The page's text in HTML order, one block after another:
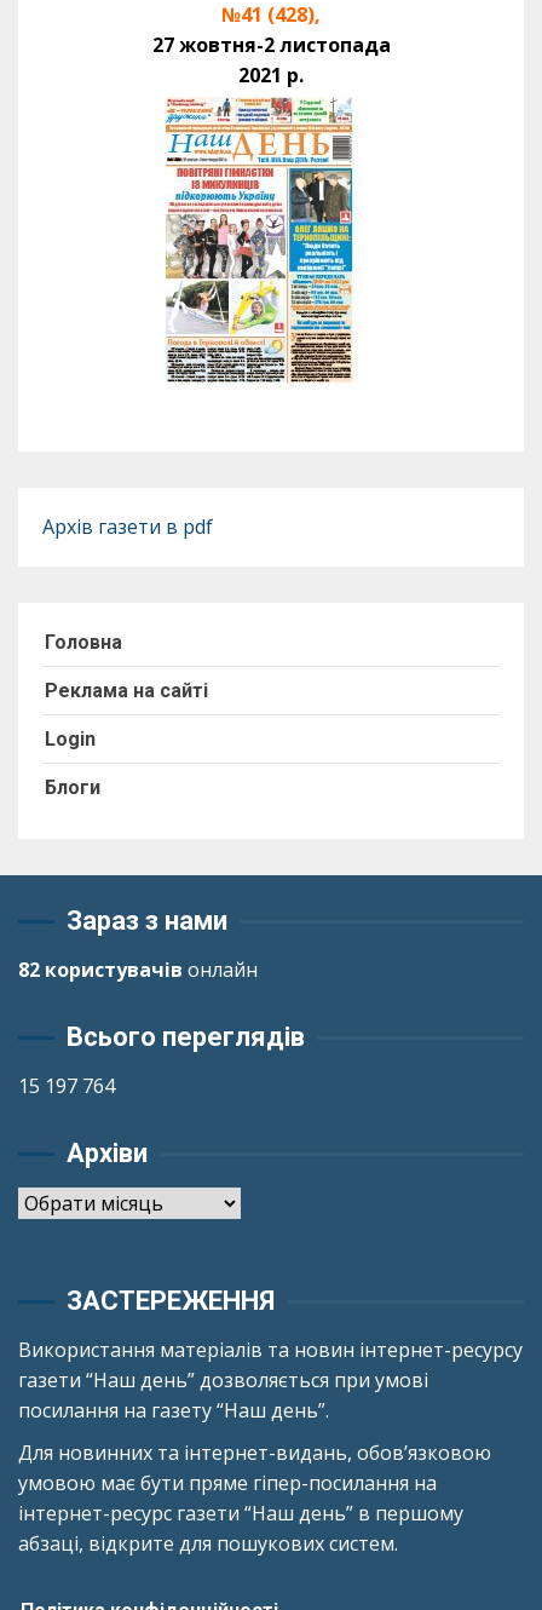
№41 (428),
27 жовтня-2 листопада
2021 р.
Архів газети в pdf
Головна
Реклама на сайті
Login
Блоги
Зараз з нами
82 користувачів онлайн
Всього переглядів
15 197 764
Архіви
Архіви
ЗАСТЕРЕЖЕННЯ
Використання матеріалів та новин інтернет-ресурсу
газети “Наш день” дозволяється при умові
посилання на газету “Наш день”.
Для новинних та інтернет-видань, обов’язковою
умовою має бути пряме гіпер-посилання на
інтернет-ресурс газети “Наш день” в першому
абзаці, відкрите для пошукових систем.